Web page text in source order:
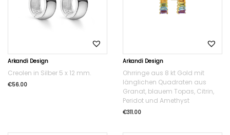
Arkandi Design
Creolen in Silber 5 x 12 mm.
€56.00
Arkandi Design
Ohrringe aus 8 kt Gold mit
länglichen Quadraten aus
Granat, blauem Topas, Citrin,
Peridot und Amethyst
€311.00